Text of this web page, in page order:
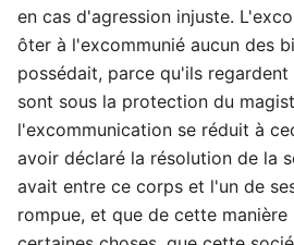
en cas d'agression injuste.
ôter à l'excommunié aucun des
possédait, parce qu'ils
sont sous la protection du
l'excommunication se réduit à
avoir déclaré la résolution de la
avait entre ce corps et l'un de
rompue, et que de cette